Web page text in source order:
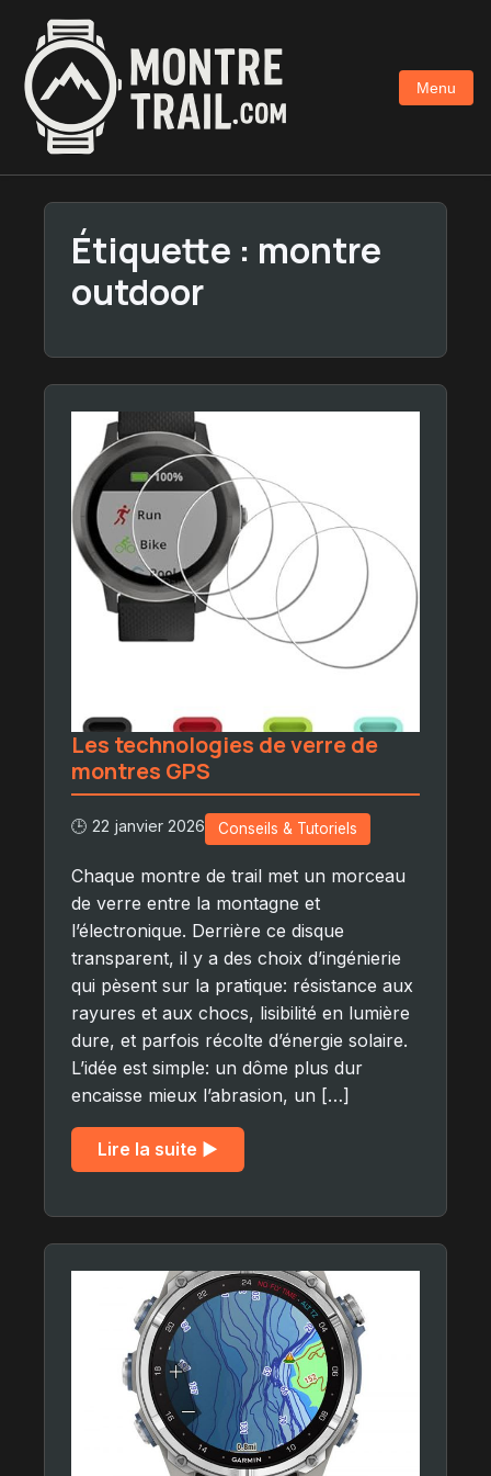
contenu
principal
Menu
Étiquette : montre
outdoor
Les technologies de verre de
montres GPS
🕒 22 janvier 2026 Conseils & Tutoriels
Chaque montre de trail met un morceau
de verre entre la montagne et
l’électronique. Derrière ce disque
transparent, il y a des choix d’ingénierie
qui pèsent sur la pratique: résistance aux
rayures et aux chocs, lisibilité en lumière
dure, et parfois récolte d’énergie solaire.
L’idée est simple: un dôme plus dur
encaisse mieux l’abrasion, un […]
Lire la suite ▶︎